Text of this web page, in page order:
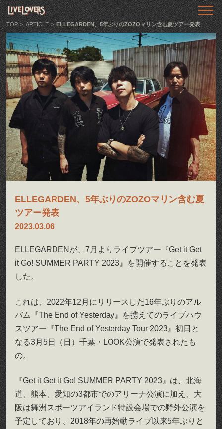
TOP
トップ
ABOUT
LIVE LOVERSとは
SHOWS
ライブ情報
LLTV
動画番組
PODCAST
音声番組
ARTICLE
記事
TOP > ARTICLE > ELLEGARDEN、5年ぶりのZOZOマリン含む夏ツアー発表
ELLEGARDEN、5年ぶりのZOZOマリン含む夏
ツアー発表
2023.03.06
ELLEGARDENが、7月よりライブツアー『Get it Get
it Go! SUMMER PARTY 2023』を開催することを発表
した。
これは、2022年12月にリリースした16年ぶりのアル
バム『The End of Yesterday』を携えてのライブハウ
スツアー『The End of Yesterday Tour 2023』初日と
なる3月5日（日）千葉・LOOK公演で発表されたも
の。
『Get it Get it Go! SUMMER PARTY 2023』は、北海
道、熊本、愛知の3都市でのアリーナ公演に加え、大
阪は舞洲スポーツアイランド特設会場での野外公演を
予定しており、2018年の再始動ライブ以来5年ぶりと